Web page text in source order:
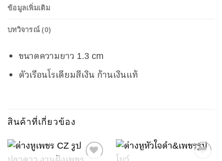
ข้อมูลเพิ่มเติม
บทวิจารณ์ (0)
ขนาดความยาว 1.3 cm
ตัวเรือนโรเดียมสีเงิน ก้านเงินแท้
สินค้าที่เกี่ยวข้อง